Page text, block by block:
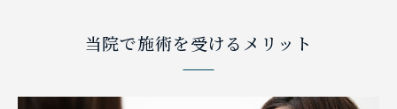
当院で施術を受けるメリット